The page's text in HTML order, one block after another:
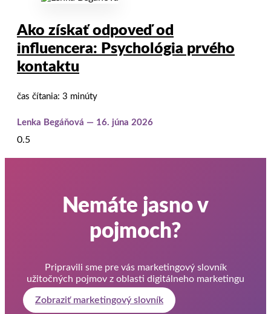
Ako získať odpoveď od
influencera: Psychológia prvého
kontaktu
čas čítania: 3 minúty
Lenka Begáňová 16. júna 2026
Nemáte jasno v
pojmoch?
Pripravili sme pre vás marketingový slovník
užitočných pojmov z oblasti digitálneho marketingu
Zobraziť marketingový slovník